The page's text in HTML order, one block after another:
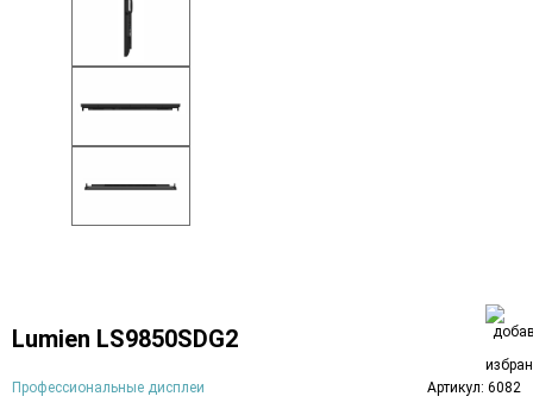
Lumien LS9850SDG2
Профессиональные дисплеи Артикул: 6082